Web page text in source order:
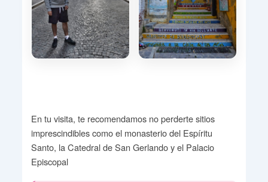
En tu visita, te recomendamos no perderte sitios
imprescindibles como el monasterio del Espíritu
Santo, la Catedral de San Gerlando y el Palacio
Episcopal